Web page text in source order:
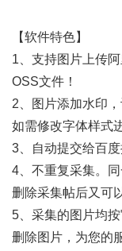
【软件特色】
1、支持图片上传
OSS文件！
2、图片添加水印
如需修改字体样式
3、自动提交给百
4、不重复采集。
删除采集帖后又可
5、采集的图片均
删除图片，为您的